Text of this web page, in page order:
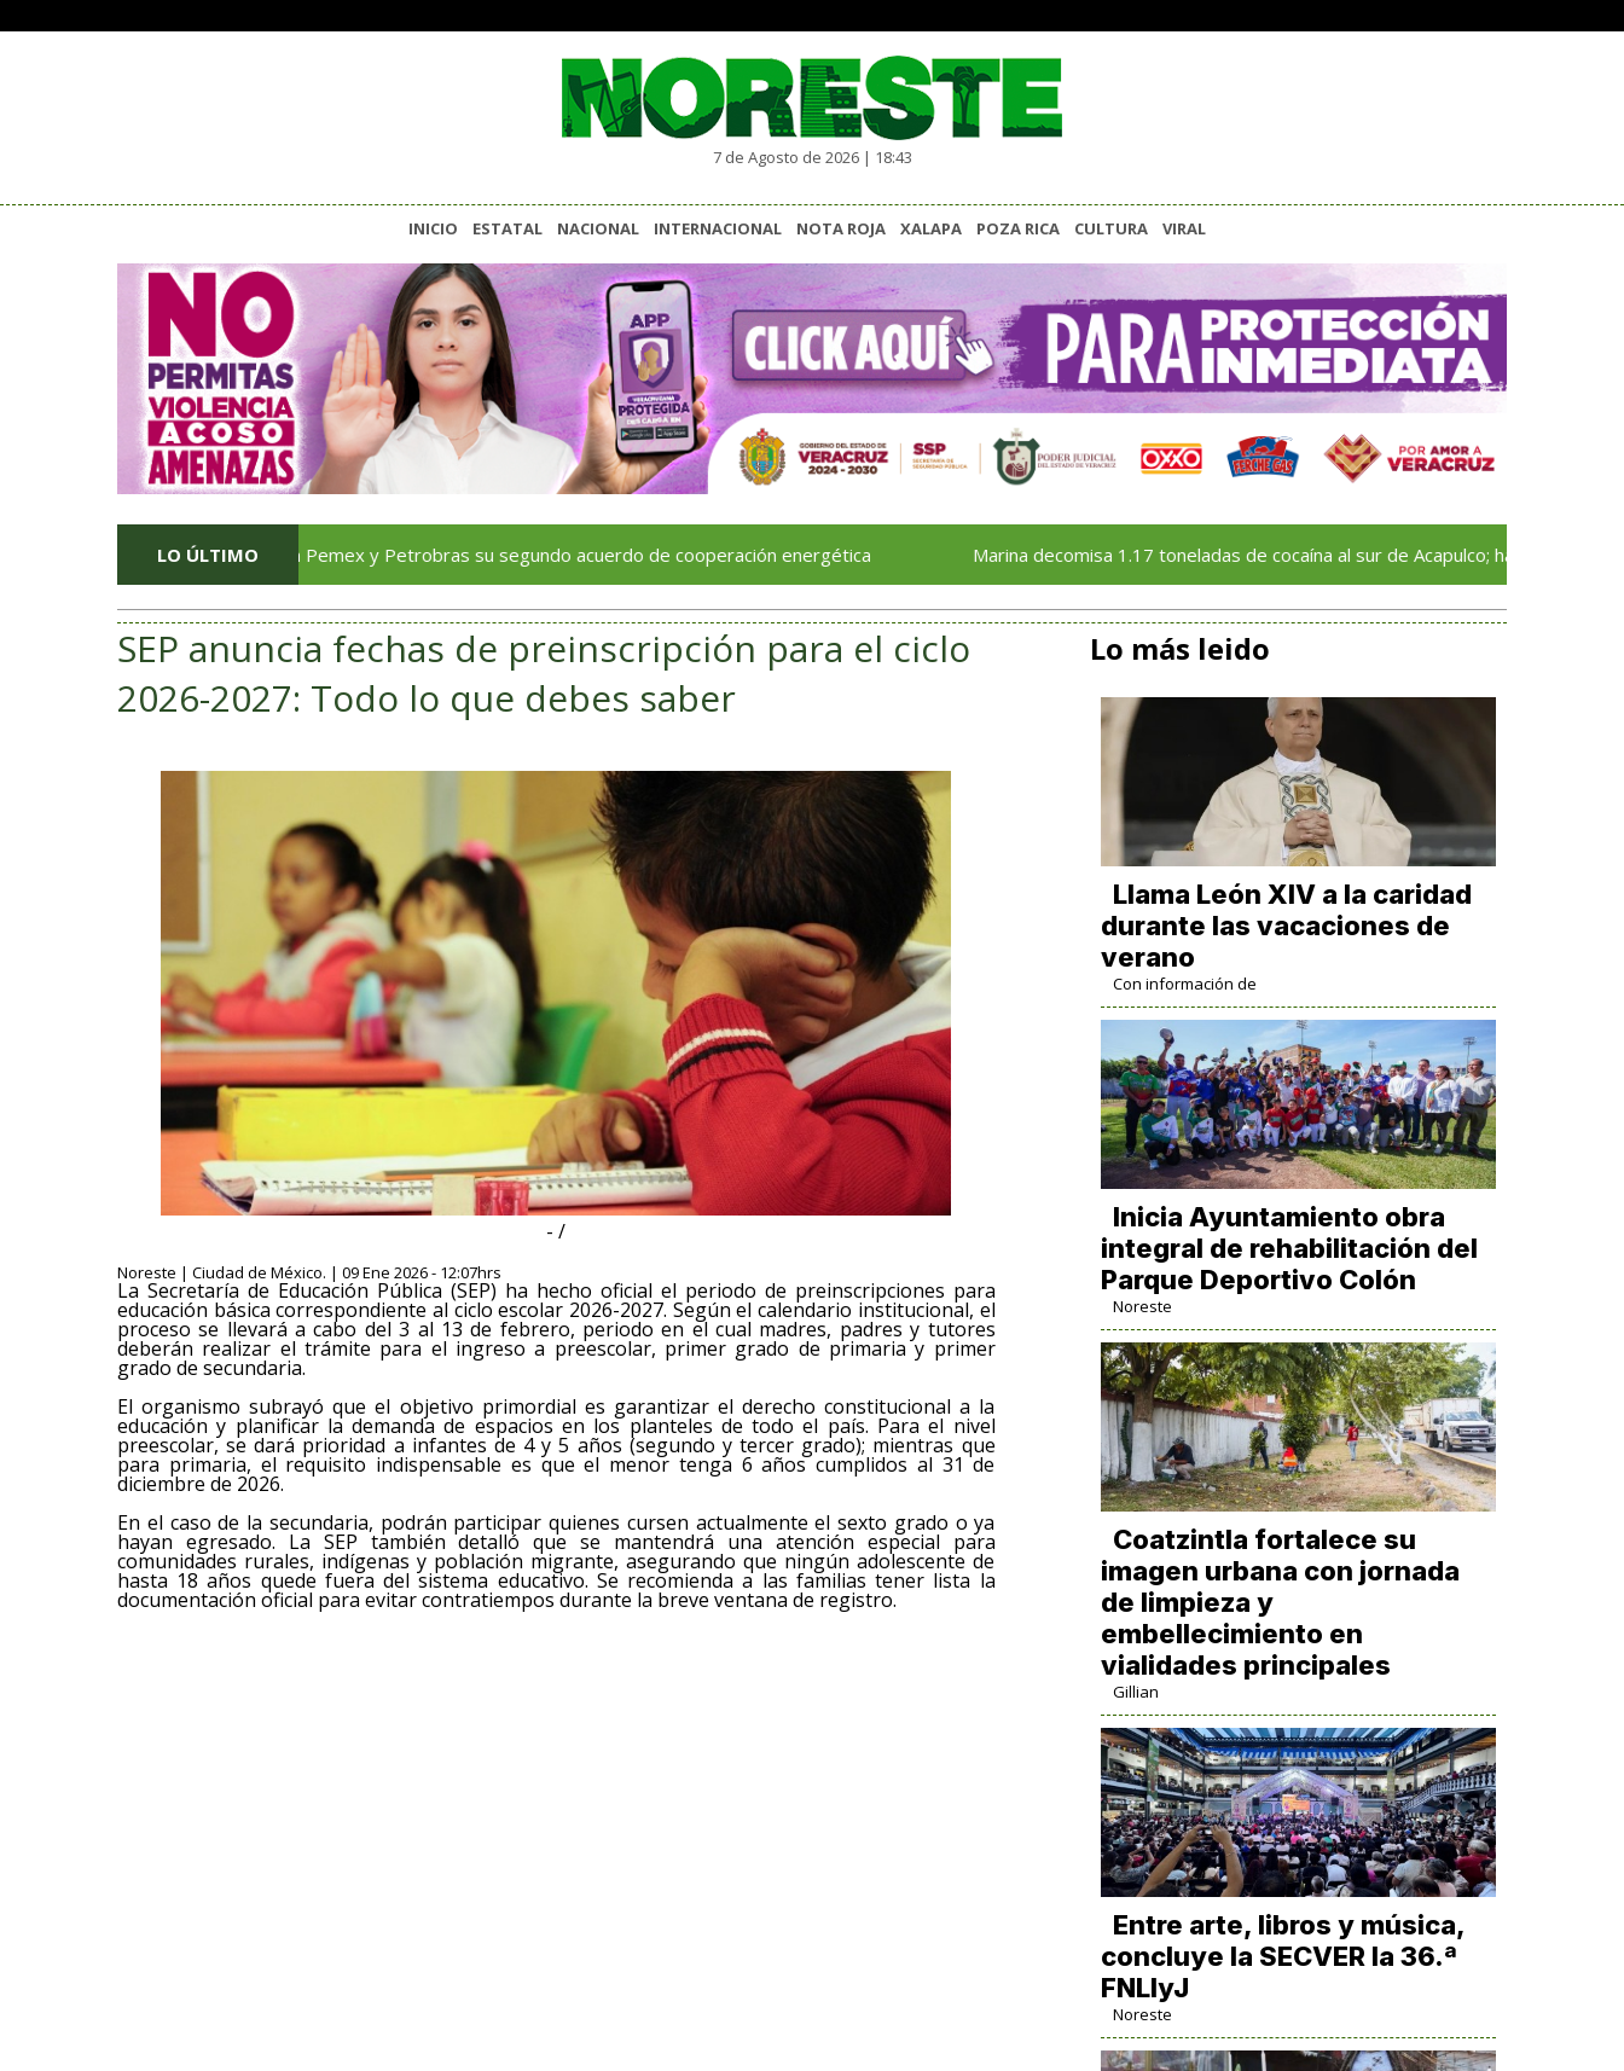
7 de Agosto de 2026 | 18:43
INICIO ESTATAL NACIONAL INTERNACIONAL NOTA ROJA XALAPA POZA RICA CULTURA VIRAL
LO ÚLTIMO
Alistan Pemex y Petrobras su segundo acuerdo de cooperación energética Marina decomisa 1.17 toneladas de cocaína al sur de Acapulco; hay seis detenidos
SEP anuncia fechas de preinscripción para el ciclo
2026-2027: Todo lo que debes saber
- /
Noreste | Ciudad de México. | 09 Ene 2026 - 12:07hrs
La Secretaría de Educación Pública (SEP) ha hecho oficial el periodo de preinscripciones para
educación básica correspondiente al ciclo escolar 2026-2027. Según el calendario institucional, el
proceso se llevará a cabo del 3 al 13 de febrero, periodo en el cual madres, padres y tutores
deberán realizar el trámite para el ingreso a preescolar, primer grado de primaria y primer
grado de secundaria.
El organismo subrayó que el objetivo primordial es garantizar el derecho constitucional a la
educación y planificar la demanda de espacios en los planteles de todo el país. Para el nivel
preescolar, se dará prioridad a infantes de 4 y 5 años (segundo y tercer grado); mientras que
para primaria, el requisito indispensable es que el menor tenga 6 años cumplidos al 31 de
diciembre de 2026.
En el caso de la secundaria, podrán participar quienes cursen actualmente el sexto grado o ya
hayan egresado. La SEP también detalló que se mantendrá una atención especial para
comunidades rurales, indígenas y población migrante, asegurando que ningún adolescente de
hasta 18 años quede fuera del sistema educativo. Se recomienda a las familias tener lista la
documentación oficial para evitar contratiempos durante la breve ventana de registro.
Lo más leido
Llama León XIV a la caridad
durante las vacaciones de
verano
Con información de
Inicia Ayuntamiento obra
integral de rehabilitación del
Parque Deportivo Colón
Noreste
Coatzintla fortalece su
imagen urbana con jornada
de limpieza y
embellecimiento en
vialidades principales
Gillian
Entre arte, libros y música,
concluye la SECVER la 36.ª
FNLIyJ
Noreste